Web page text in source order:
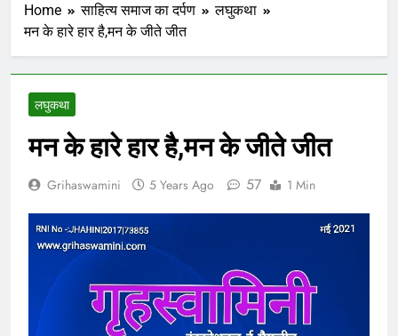
Home साहित्य समाज का दर्पण
लघुकथा
मन के हारे हार है,मन के जीते जीत
लघुकथा
मन के हारे हार है,मन के जीते जीत
Grihaswamini 5 Years Ago 57 1 Min